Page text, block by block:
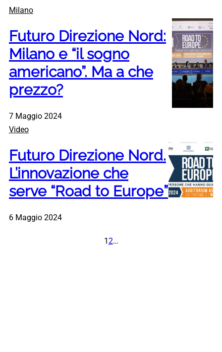
Milano
Futuro Direzione Nord:
Milano e “il sogno
americano”. Ma a che
prezzo?
7 Maggio 2024
Video
Futuro Direzione Nord.
L’innovazione che
serve “Road to Europe”
6 Maggio 2024
12…